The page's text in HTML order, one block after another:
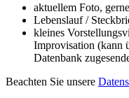
aktuellem Foto,
Lebenslauf /
kleines
Improvisation (kann
Datenbank
Beachten Sie unsere